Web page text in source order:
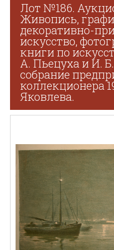
Лот №186.
Живопись,
декоративно-
искусство,
книги по
А. Пьецуха и И.
собрание
коллекционера
Яковлева.